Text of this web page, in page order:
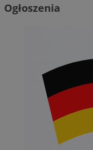
Ogłoszenia